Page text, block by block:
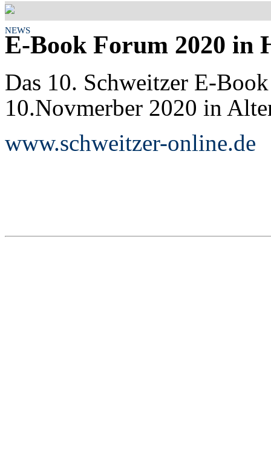
NEWS
E-Book Forum 2020 in
Das 10. Schweitzer E-
10.Novmerber 2020 in
www.schweitzer-online.de